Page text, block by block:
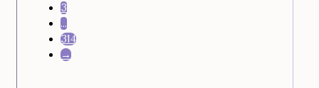
3
…
314
→